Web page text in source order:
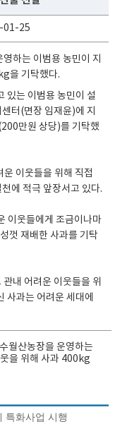
01-25
있는 이범용 농민이 설
터(면장 임재윤)에 지
만원 상당)를 기탁했
이웃들을 위해 직접
에 적극 앞장서고 있다.
이웃들에게 조금이나마
껏 재배한 사과를 기탁
내 어려운 이웃들을 위
사과는 어려운 세대에
월산농장을 운영하는
을 위해 사과 400kg
특화사업 시행